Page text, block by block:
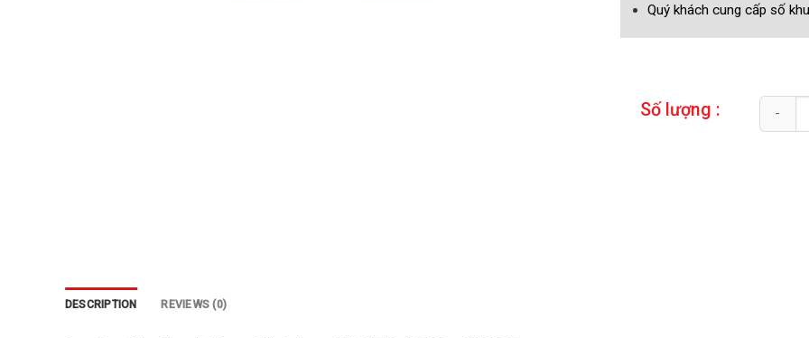
Quý khách cung cấp số
Số lượng : Quantity
DESCRIPTION REVIEWS (0)